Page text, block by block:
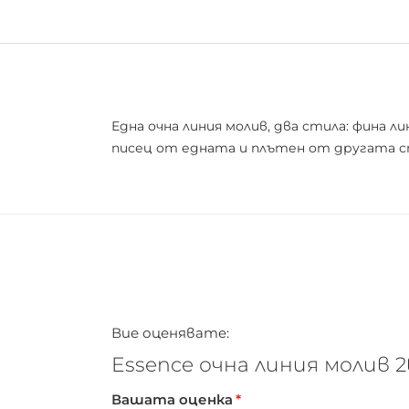
Една очна линия молив, два стила: фина
писец от едната и плътен от другата
Вие оценявате:
Essence очна линия молив
Вашата оценка